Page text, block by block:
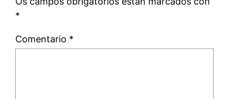
*
Comentario *